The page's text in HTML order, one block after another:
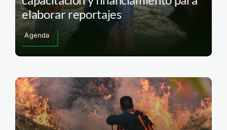
elaborar reportajes
Agenda